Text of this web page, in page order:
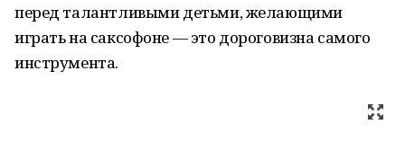
перед талантливыми детьми, желающими
играть на саксофоне — это дороговизна самого
инструмента.